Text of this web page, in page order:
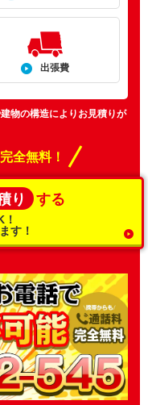
出張費
物の構造によりお見積りが
全無料！
り する
す！